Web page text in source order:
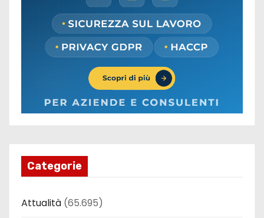
Categorie
Attualità (65.695)